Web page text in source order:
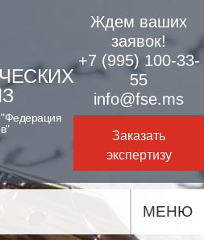
Ждем ваших
заявок!
+7 (995) 100-33-
55
info@fse.ms
Заказать
экспертизу
МЕНЮ